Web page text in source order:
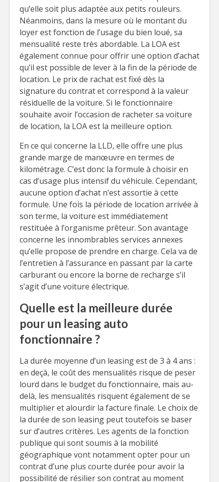
qu’elle soit plus adaptée aux petits rouleurs.
Néanmoins, dans la mesure où le montant du
loyer est fonction de l’usage du bien loué, sa
mensualité reste très abordable. La LOA est
également connue pour offrir une option d’achat
qu’il est possible de lever à la fin de la période de
location. Le prix de rachat est fixé dès la
signature du contrat et correspond à la valeur
résiduelle de la voiture. Si le fonctionnaire
souhaite avoir l’occasion de racheter sa voiture
de location, la LOA est la meilleure option.
En ce qui concerne la LLD, elle offre une plus
grande marge de manœuvre en termes de
kilométrage. C’est donc la formule à choisir en
cas d’usage plus intensif du véhicule. Cependant,
aucune option d’achat n’est assortie à cette
formule. Une fois la période de location arrivée à
son terme, la voiture est immédiatement
restituée à l’organisme prêteur. Son avantage
concerne les innombrables services annexes
qu’elle propose de prendre en charge. Cela va de
l’entretien à l’assurance en passant par la carte
carburant ou encore la borne de recharge s’il
s’agit d’une voiture électrique.
Quelle est la meilleure durée
pour un leasing auto
fonctionnaire ?
La durée moyenne d’un leasing est de 3 à 4 ans :
en deçà, le coût des mensualités risque de peser
lourd dans le budget du fonctionnaire, mais au-
delà, les mensualités risquent également de se
multiplier et alourdir la facture finale. Le choix de
la durée de son leasing peut toutefois se baser
sur d’autres critères. Les agents de la fonction
publique qui sont soumis à la mobilité
géographique vont notamment opter pour un
contrat d’une plus courte durée pour avoir la
possibilité de résilier son contrat au moment